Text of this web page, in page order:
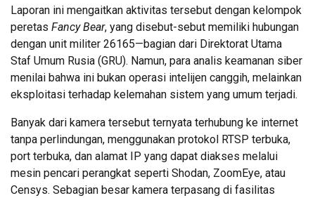
Laporan ini mengaitkan aktivitas tersebut dengan kelompok
peretas Fancy Bear, yang disebut-sebut memiliki hubungan
dengan unit militer 26165—bagian dari Direktorat Utama
Staf Umum Rusia (GRU). Namun, para analis keamanan siber
menilai bahwa ini bukan operasi intelijen canggih, melainkan
eksploitasi terhadap kelemahan sistem yang umum terjadi.
Banyak dari kamera tersebut ternyata terhubung ke internet
tanpa perlindungan, menggunakan protokol RTSP terbuka,
port terbuka, dan alamat IP yang dapat diakses melalui
mesin pencari perangkat seperti Shodan, ZoomEye, atau
Censys. Sebagian besar kamera terpasang di fasilitas